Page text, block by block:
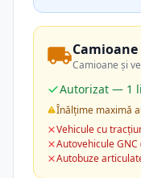
Camioane
Camioane și
Autorizat — 1
Înălțime maximă
Vehicule cu
Autovehicule
Autobuze